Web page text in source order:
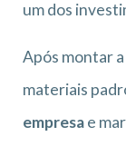
um dos
Após montar
materiais
empresae